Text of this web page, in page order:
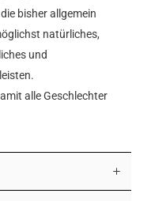
bisher allgemein
natürliches,
und
alle Geschlechter